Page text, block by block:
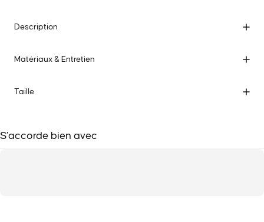
Description
Matériaux & Entretien
Taille
S’accorde bien avec